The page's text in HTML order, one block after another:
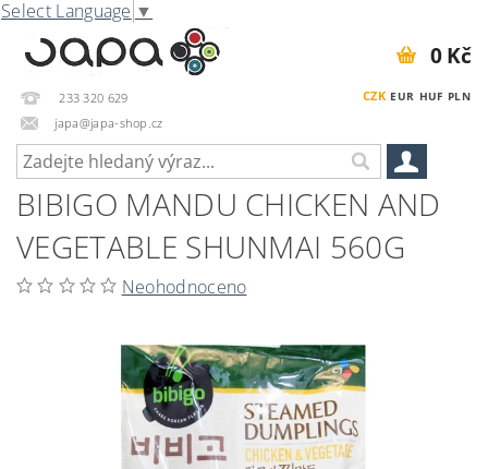
Select Language ▼
233 320 629
japa@japa-shop.cz
CZK EUR HUF PLN
0 Kč
BIBIGO MANDU CHICKEN AND
VEGETABLE SHUNMAI 560G
Neohodnoceno